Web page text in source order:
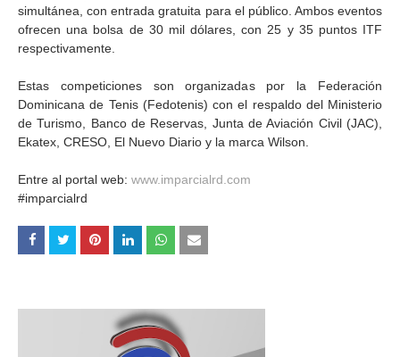
simultánea, con entrada gratuita para el público. Ambos eventos
ofrecen una bolsa de 30 mil dólares, con 25 y 35 puntos ITF
respectivamente.
Estas competiciones son organizadas por la Federación
Dominicana de Tenis (Fedotenis) con el respaldo del Ministerio
de Turismo, Banco de Reservas, Junta de Aviación Civil (JAC),
Ekatex, CRESO, El Nuevo Diario y la marca Wilson.
Entre al portal web: www.imparcialrd.com
#imparcialrd